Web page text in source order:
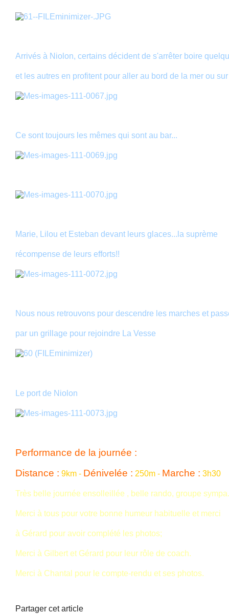
Arrivés à Niolon, certains décident de s'arrêter boire
et les autres en profitent pour aller au bord de la mer ou
Ce sont toujours les mêmes qui sont au bar...
Marie, Lilou et Esteban devant leurs glaces...la suprème
récompense de leurs efforts!!
Nous nous retrouvons pour descendre les marches et
par un grillage pour rejoindre La Vesse
Le port de Niolon
Performance de la journée :
Distance : 9km - Dénivelée : 250m - Marche : 3h30
Très belle journée ensolleillée , belle rando, groupe sympa.
Merci à tous pour votre bonne humeur habituelle et merci
à Gérard pour avoir complété les photos;
Merci à Gilbert et Gérard pour leur rôle de coach.
Merci à Chantal pour le compte-rendu et ses photos.
Partager cet article